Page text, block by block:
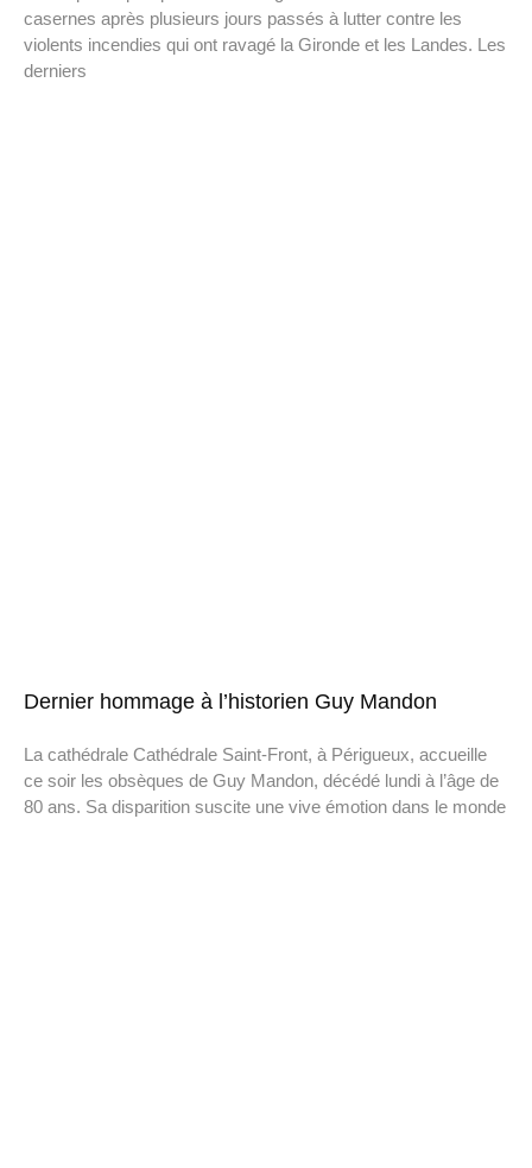
casernes après plusieurs jours passés à lutter contre les
violents incendies qui ont ravagé la Gironde et les Landes. Les
derniers
Dernier hommage à l’historien Guy Mandon
La cathédrale Cathédrale Saint-Front, à Périgueux, accueille
ce soir les obsèques de Guy Mandon, décédé lundi à l’âge de
80 ans. Sa disparition suscite une vive émotion dans le monde